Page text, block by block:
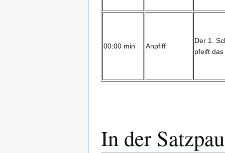
00:00 min Anpfiff
Der 1.
pfeift
In der